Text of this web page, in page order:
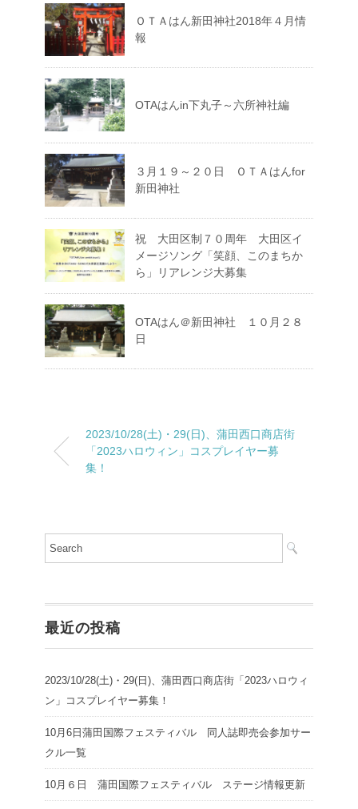
ＯＴＡはん新田神社2018年４月情
報
OTAはんin下丸子～六所神社編
３月１９～２０日 ＯＴＡはんfor
新田神社
祝 大田区制７０周年 大田区イ
メージソング「笑顔、このまちか
ら」リアレンジ大募集
OTAはん＠新田神社 １０月２８
日
2023/10/28(土)・29(日)、蒲田西口商店街
「2023ハロウィン」コスプレイヤー募
集！
最近の投稿
2023/10/28(土)・29(日)、蒲田西口商店街「2023ハロウィ
ン」コスプレイヤー募集！
10月6日蒲田国際フェスティバル 同人誌即売会参加サー
クル一覧
10月６日 蒲田国際フェスティバル ステージ情報更新